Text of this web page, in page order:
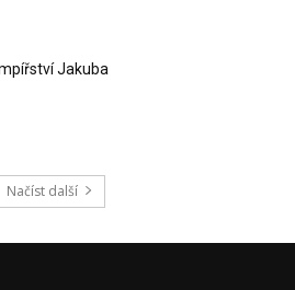
Jakuba
Načíst další